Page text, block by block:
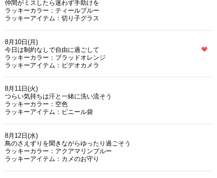
仲間がミスしたら迷わず手助けを
ラッキーカラー：ティールブルー
ラッキーアイテム：切り子グラス
8月10日(月)
今日は制約なしで自由に過ごして
ラッキーカラー：ブラッドオレンジ
ラッキーアイテム：ビデオカメラ
8月11日(火)
つらい気持ちは汗と一緒に洗い流そう
ラッキーカラー：空色
ラッキーアイテム：ビニール袋
8月12日(水)
鳥のさえずりを聞きながらゆったり過ごそう
ラッキーカラー：アクアマリンブルー
ラッキーアイテム：カメのお守り